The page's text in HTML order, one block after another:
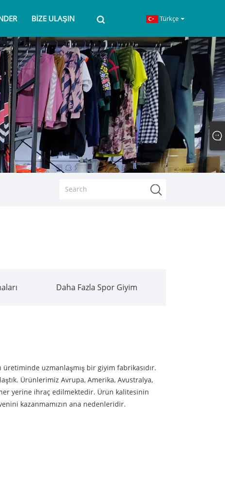
BIZE ULAŞIN Türkçe
Daha Fazla Spor Giyim
üretiminde uzmanlaşmış bir giyim fabrikasıdır.
Ürünlerimiz Avrupa, Amerika, Avustralya,
yerine ihraç edilmektedir. Ürün kalitesinin
kazanmamızın ana nedenleridir.